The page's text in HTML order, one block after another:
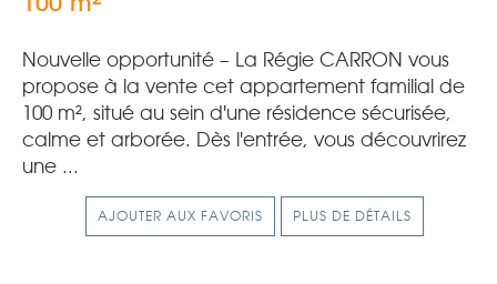
Nouvelle opportunité – La Régie CARRON vous
propose à la vente cet appartement familial de
100 m², situé au sein d'une résidence sécurisée,
calme et arborée. Dès l'entrée, vous découvrirez
une ...
AJOUTER AUX FAVORIS PLUS DE DÉTAILS